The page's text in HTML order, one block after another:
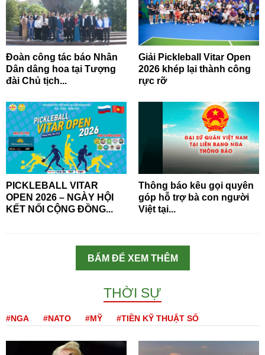
Đoàn công tác báo Nhân
Dân dâng hoa tại Tượng
đài Chủ tịch...
Giải Pickleball Vitar Open
2026 khép lại thành công
rực rỡ
PICKLEBALL VITAR
OPEN 2026 – NGÀY HỘI
KẾT NỐI CỘNG ĐỒNG...
Thông báo kêu gọi quyên
góp hỗ trợ bà con người
Việt tại...
BẤM ĐỂ XEM THÊM
THỜI SỰ
#NGA #NATO #MỸ #TIỀN KỸ THUẬT SỐ